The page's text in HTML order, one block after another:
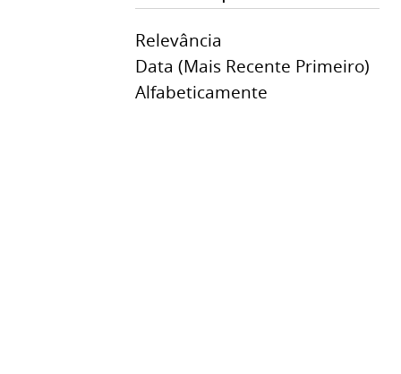
Relevância
Data (mais Recente Primeiro)
Alfabeticamente